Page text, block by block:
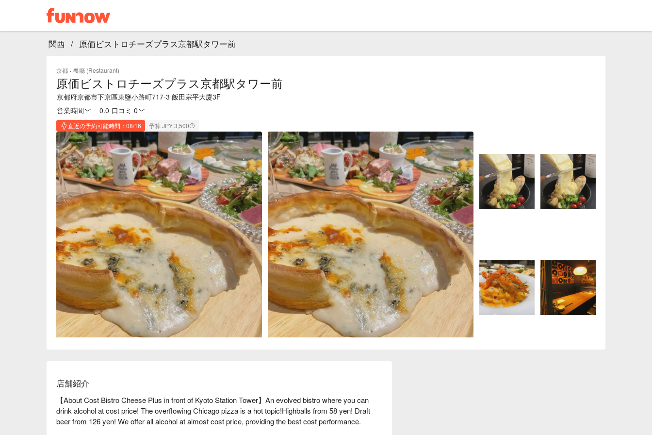
関西 / 原価ビストロチーズプラス京都駅タワー前
京都 · 餐廳 (Restaurant)
原価ビストロチーズプラス京都駅タワー前
京都府京都市下京區東鹽小路町717-3 飯田宗平大廈3F
営業時間
0.0 口コミ 0
直近の予約可能時間：08/16 予算 JPY 3,500
店舗紹介
【About Cost Bistro Cheese Plus in front of Kyoto Station Tower】An evolved bistro where you can
drink alcohol at cost price! The overflowing Chicago pizza is a hot topic!Highballs from 58 yen! Draft
beer from 126 yen! We offer all alcohol at almost cost price, providing the best cost performance.